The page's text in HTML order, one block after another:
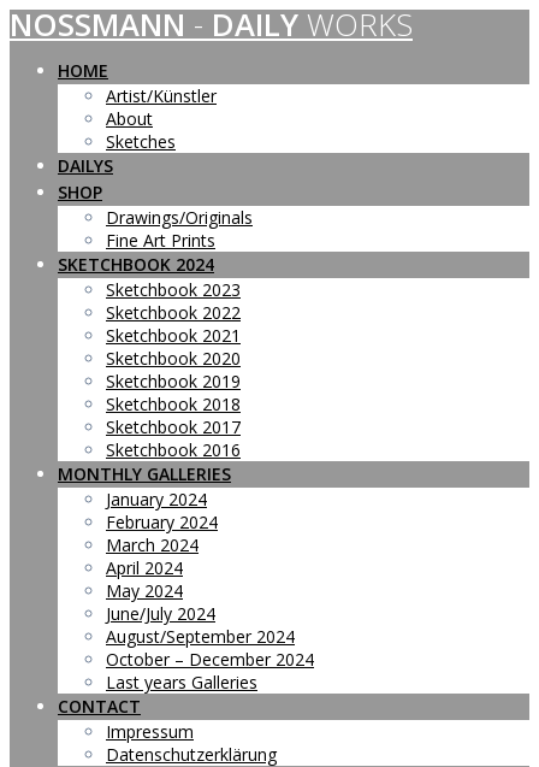
Skip
to
content
NOSSMANN - DAILY WORKS
HOME
Artist/Künstler
About
Sketches
DAILYS
SHOP
Drawings/Originals
Fine Art Prints
SKETCHBOOK 2024
Sketchbook 2023
Sketchbook 2022
Sketchbook 2021
Sketchbook 2020
Sketchbook 2019
Sketchbook 2018
Sketchbook 2017
Sketchbook 2016
MONTHLY GALLERIES
January 2024
February 2024
March 2024
April 2024
May 2024
June/July 2024
August/September 2024
October – December 2024
Last years Galleries
CONTACT
Impressum
Datenschutzerklärung